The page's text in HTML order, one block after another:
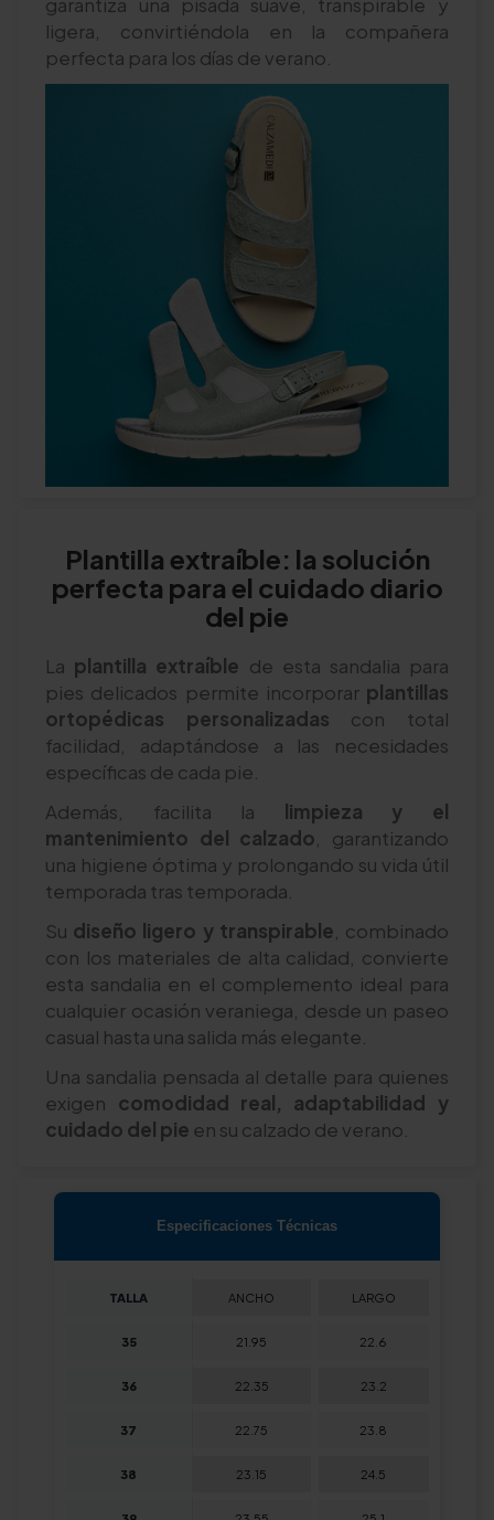
ligera, convirtiéndola en la compañera
perfecta para los días de verano.
Plantilla extraíble: la solución
perfecta para el cuidado diario
del pie
La plantilla extraíble de esta sandalia para
pies delicados permite incorporar plantillas
ortopédicas personalizadas con total
facilidad, adaptándose a las necesidades
específicas de cada pie.
Además, facilita la limpieza y el
mantenimiento del calzado , garantizando
una higiene óptima y prolongando su vida útil
temporada tras temporada.
Su diseño ligero y transpirable , combinado
con los materiales de alta calidad, convierte
esta sandalia en el complemento ideal para
cualquier ocasión veraniega, desde un paseo
casual hasta una salida más elegante.
Una sandalia pensada al detalle para quienes
exigen comodidad real, adaptabilidad y
cuidado del pie en su calzado de verano.
Especificaciones Técnicas
TALLA ANCHO LARGO
35 21.95 22.6
36 22.35 23.2
37 22.75 23.8
38 23.15 24.5